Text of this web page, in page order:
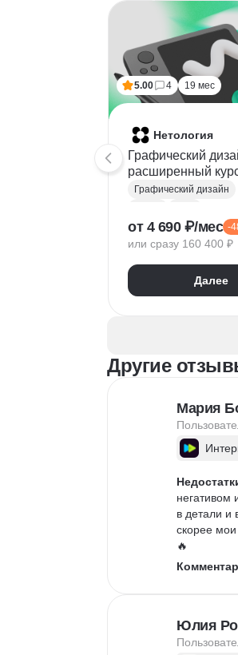
5.00 4 19 мес
Нетология
Графический
расширенный
Графический дизайн
Photoshop
Adobe Illustrator
Типографика
Cinema 4D
InDesign
Дизайн баннеров
Бренд-дизайн
Создание анимации
Брендинг
Дизайн текста
Google Slides
от 4 690 ₽/мес -
или сразу 160 400 ₽
Далее
Другие
Мария
негативом
в детали
скорее
🔥
Юлия